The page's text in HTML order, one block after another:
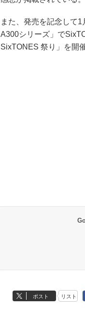
また、発売を記念して
A300シリーズ」で
SixTONES 祭り」を開
ポスト リスト